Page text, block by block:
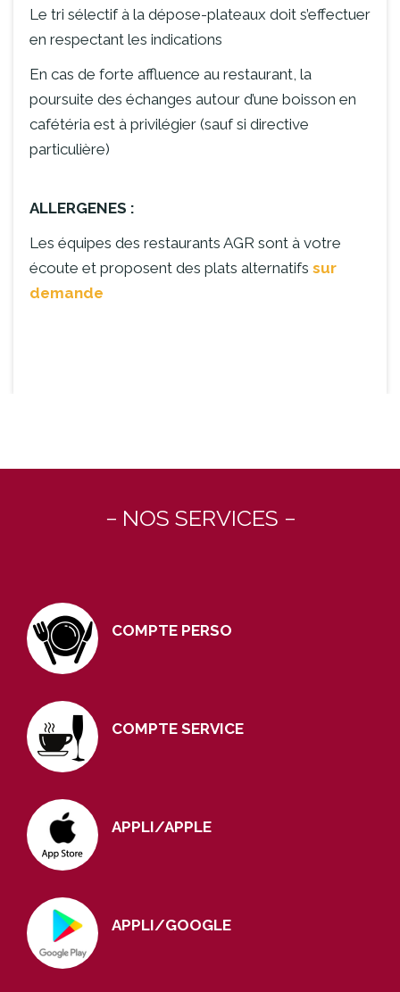
Le tri sélectif à la dépose-plateaux doit s’effectuer
en respectant les indications
En cas de forte affluence au restaurant, la
poursuite des échanges autour d’une boisson en
cafétéria est à privilégier (sauf si directive
particulière)
ALLERGENES :
Les équipes des restaurants AGR sont à votre
écoute et proposent des plats alternatifs sur
demande
− NOS SERVICES −
COMPTE PERSO
COMPTE SERVICE
APPLI/APPLE
APPLI/GOOGLE